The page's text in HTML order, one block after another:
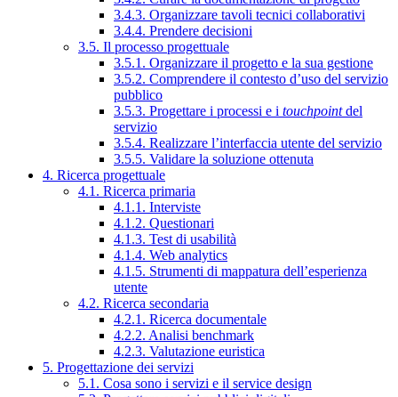
3.4.3. Organizzare tavoli tecnici collaborativi
3.4.4. Prendere decisioni
3.5. Il processo progettuale
3.5.1. Organizzare il progetto e la sua gestione
3.5.2. Comprendere il contesto d’uso del servizio
pubblico
3.5.3. Progettare i processi e i touchpointdel
servizio
3.5.4. Realizzare l’interfaccia utente del servizio
3.5.5. Validare la soluzione ottenuta
4. Ricerca progettuale
4.1. Ricerca primaria
4.1.1. Interviste
4.1.2. Questionari
4.1.3. Test di usabilità
4.1.4. Web analytics
4.1.5. Strumenti di mappatura dell’esperienza
utente
4.2. Ricerca secondaria
4.2.1. Ricerca documentale
4.2.2. Analisi benchmark
4.2.3. Valutazione euristica
5. Progettazione dei servizi
5.1. Cosa sono i servizi e il service design